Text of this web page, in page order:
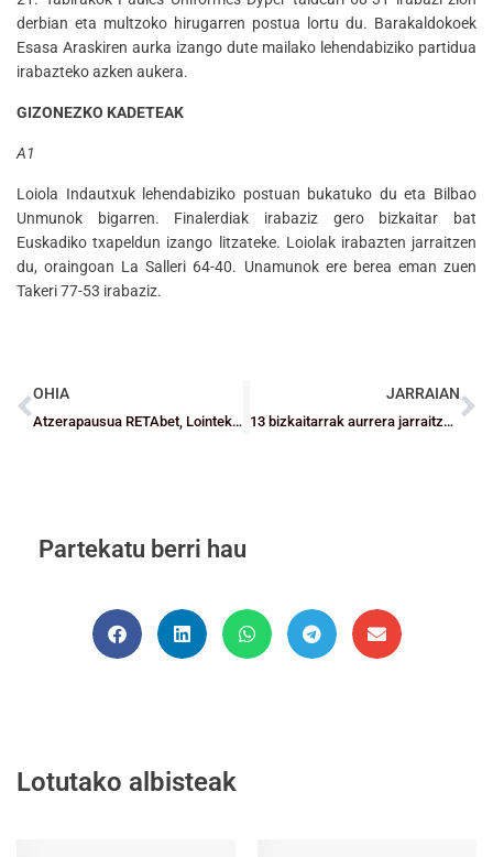
derbian eta multzoko hirugarren postua lortu du. Barakaldokoek
Esasa Araskiren aurka izango dute mailako lehendabiziko partidua
irabazteko azken aukera.
GIZONEZKO KADETEAK
A1
Loiola Indautxuk lehendabiziko postuan bukatuko du eta Bilbao
Unmunok bigarren. Finalerdiak irabaziz gero bizkaitar bat
Euskadiko txapeldun izango litzateke. Loiolak irabazten jarraitzen
du, oraingoan La Salleri 64-40. Unamunok ere berea eman zuen
Takeri 77-53 irabaziz.
OHIA
Atzerapausua RETAbet, Lointek eta Zornotzak Play-offetako helburuan
JARRAIAN
13 bizkaitarrak aurrera jarraitzen dute Euskadirekin
Partekatu berri hau
Lotutako albisteak